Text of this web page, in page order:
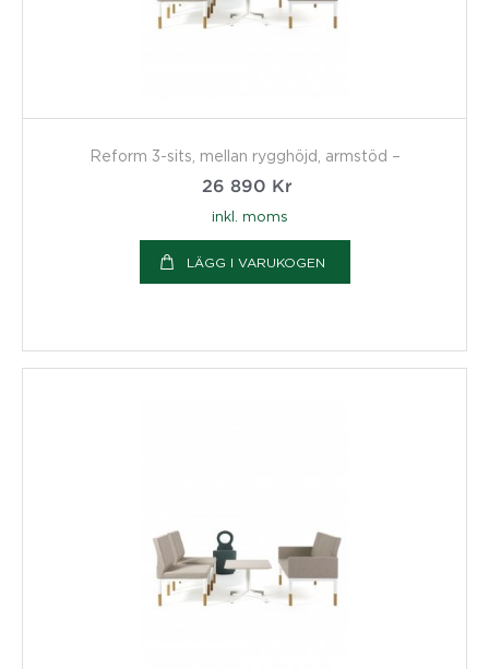
Reform 3-sits, mellan rygghöjd, armstöd –
26 890 Kr
inkl. moms
LÄGG I VARUKOGEN